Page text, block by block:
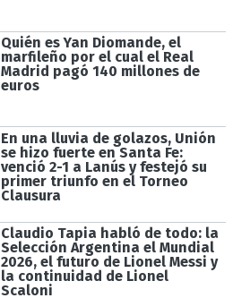
Quién es Yan Diomande, el
marfileño por el cual el Real
Madrid pagó 140 millones de
euros
En una lluvia de golazos, Unión
se hizo fuerte en Santa Fe:
venció 2-1 a Lanús y festejó su
primer triunfo en el Torneo
Clausura
Claudio Tapia habló de todo: la
Selección Argentina el Mundial
2026, el futuro de Lionel Messi y
la continuidad de Lionel
Scaloni